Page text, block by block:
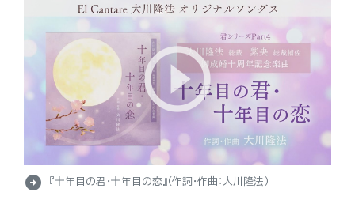
arrow_circle_right 『十年目の君・十年目の恋』（作詞・作曲：大川隆法）